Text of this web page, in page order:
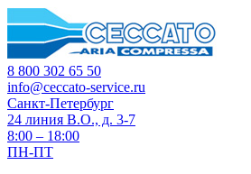
8 800 302 65 50
info@ceccato-service.ru
Санкт-Петербург
24 линия В.О., д. 3-7
8:00 – 18:00
ПН-ПТ